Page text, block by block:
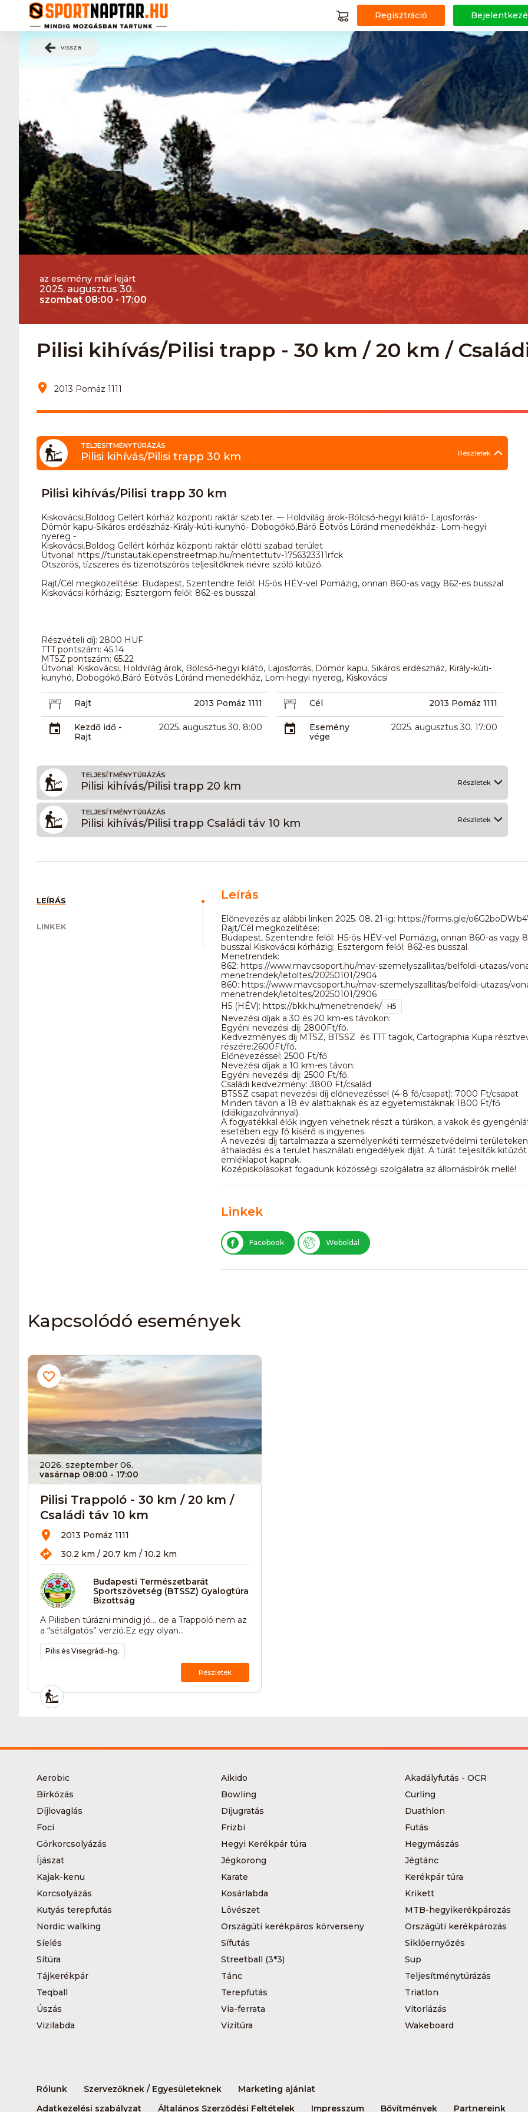
Regisztráció
vissza
az esemény már lejárt
2025. augusztus 30.
szombat 08:00 - 17:00
Pilisi kihívás/Pilisi trapp - 30 km / 20 km /
2013 Pomáz 1111
TELJESÍTMÉNYTÚRÁZÁS
Pilisi kihívás/Pilisi trapp 30 km Részletek
Pilisi kihívás/Pilisi trapp 30 km
Kiskovácsi,Boldog Gellért kórház központi raktár szab.ter. –- Holdvilág árok-Bölcső-hegyi kilátó- Lajosforrás-
Dömör kapu-Sikáros erdészház-Király-kúti-kunyhó- Dobogókő,Báró Eötvös Lóránd menedékház- Lom-hegyi
nyereg -
Kiskovácsi,Boldog Gellért kórház központi raktár előtti szabad terület
Útvonal: https://turistautak.openstreetmap.hu/mentettutv-1756323311rfck
Ötszörös, tízszeres és tizenötszörös teljesítőknek névre szóló kitűző.
Rajt/Cél megközelítése: Budapest, Szentendre felől: H5-ös HÉV-vel Pomázig, onnan 860-as vagy 862-es busszal
Kiskovácsi kórházig; Esztergom felől: 862-es busszal.
Részvételi díj: 2800 HUF
TTT pontszám: 45.14
MTSZ pontszám: 65.22
Útvonal: Kiskovácsi, Holdvilág árok, Bölcső-hegyi kilátó, Lajosforrás, Dömör kapu, Sikáros erdészház, Király-kúti-
kunyhó, Dobogókő,Báró Eötvös Lóránd menedékház, Lom-hegyi nyereg, Kiskovácsi
Rajt 2013 Pomáz 1111 Cél 2013 Pomáz 1111
Kezdő idő -
Rajt
2025. augusztus 30. 8:00
Esemény
vége
2025. augusztus 30. 17:00
TELJESÍTMÉNYTÚRÁZÁS
Pilisi kihívás/Pilisi trapp 20 km Részletek
TELJESÍTMÉNYTÚRÁZÁS
Pilisi kihívás/Pilisi trapp Családi táv 10 km Részletek
LEÍRÁS
LINKEK
Leírás
Előnevezés az alábbi linken 2025. 08. 21-ig: https://forms.gle/
Rajt/Cél megközelítése:
Budapest, Szentendre felől: H5-ös HÉV-vel Pomázig, onnan 860-as vagy
busszal Kiskovácsi kórházig; Esztergom felől: 862-es busszal.
Menetrendek:
862: https://www.mavcsoport.hu/mav-szemelyszallitas/belfoldi-utazas/
menetrendek/letoltes/20250101/2904
860: https://www.mavcsoport.hu/mav-szemelyszallitas/belfoldi-utazas/
menetrendek/letoltes/20250101/2906
H5 (HÉV): https://bkk.hu/menetrendek/
H5
Nevezési díjak a 30 és 20 km-es távokon:
Egyéni nevezési díj: 2800Ft/fő.
Kedvezményes díj MTSZ, BTSSZ és TTT tagok, Cartographia Kupa
részére:2600Ft/fő.
Előnevezéssel: 2500 Ft/fő
Nevezési díjak a 10 km-es távon:
Egyéni nevezési díj: 2500 Ft/fő.
Családi kedvezmény: 3800 Ft/család
BTSSZ csapat nevezési díj előnevezéssel (4-8 fő/csapat): 7000 Ft/csapat
Minden távon a 18 év alattiaknak és az egyetemistáknak 1800 Ft/fő
(diákigazolvánnyal).
A fogyatékkal élők ingyen vehetnek részt a túrákon, a vakok és
esetében egy fő kísérő is ingyenes.
A nevezési díj tartalmazza a személyenkéti természetvédelmi
áthaladási és a terület használati engedélyek díját. A túrát teljesítők kitűzőt
emléklapot kapnak.
Középiskolásokat fogadunk közösségi szolgálatra az állomásbírók mellé!
Linkek
Facebook Weboldal
Kapcsolódó események
2026. szeptember 06.
vasárnap 08:00 - 17:00
Pilisi Trappoló - 30 km / 20 km /
Családi táv 10 km
2013 Pomáz 1111
30.2 km / 20.7 km / 10.2 km
Budapesti Természetbarát
Sportszövetség (BTSSZ) Gyalogtúra
Bizottság
A Pilisben túrázni mindig jó… de a Trappoló nem az
a “sétálgatós” verzió.Ez egy olyan...
Pilis és Visegrádi-hg.
Részletek
Aerobic Aikido Akadályfutás - OCR
Bírkózás
Bowling Curling
Díjlovaglás
Díjugratás Duathlon
Foci
Frizbi Futás
Görkorcsolyázás
Hegyi Kerékpár túra Hegymászás
Íjászat
Jégkorong Jégtánc
Kajak-kenu
Karate Kerékpár túra
Korcsolyázás
Kosárlabda Krikett
Kutyás terepfutás
Lövészet MTB-hegyikerékpározás
Nordic walking
Országúti kerékpáros körverseny Országúti kerékpározás
Síelés
Sífutás Siklőernyőzés
Sítúra
Streetball (3*3) Sup
Tájkerékpár
Tánc Teljesítménytúrázás
Teqball
Terepfutás Triatlon
Úszás
Via-ferrata Vitorlázás
Vizilabda
Vizitúra Wakeboard
Rólunk Szervezőknek / Egyesületeknek
Marketing ajánlat
Adatkezelési szabályzat
Általános Szerződési Feltételek Impresszum Bővítmények Partnereink